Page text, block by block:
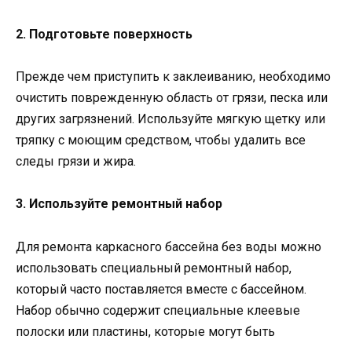
2. Подготовьте поверхность
Прежде чем приступить к заклеиванию, необходимо
очистить поврежденную область от грязи, песка или
других загрязнений. Используйте мягкую щетку или
тряпку с моющим средством, чтобы удалить все
следы грязи и жира.
3. Используйте ремонтный набор
Для ремонта каркасного бассейна без воды можно
использовать специальный ремонтный набор,
который часто поставляется вместе с бассейном.
Набор обычно содержит специальные клеевые
полоски или пластины, которые могут быть